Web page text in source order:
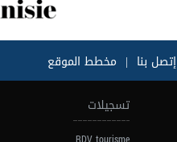
إتصل بنا | مخطط الموقع
تسجيلات